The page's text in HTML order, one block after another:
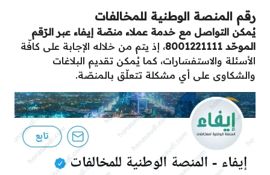
رقم المنصة الوطنية للمخالفات
يُمكن التواصل مع خدمة عملاء منصّة إيفاء عبر الرّقم
الموحّد 8001221111
، إذ يتم من خلاله الإجابة على كافّة
الأسئلة والاستفسَارات، كما يُمكن تقديم البلاغات
والشكاوى على أي مشكلة تتعلّق بالمنصّة.